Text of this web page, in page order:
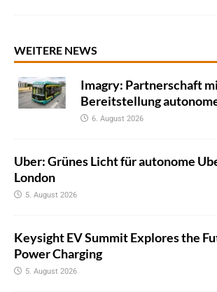
WEITERE NEWS
Imagry: Partnerschaft
Bereitstellung
6. August 2026
Uber: Grünes Licht für autonome
London
5. August 2026
Keysight EV Summit Explores the
Power Charging
5. August 2026